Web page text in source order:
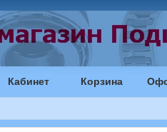
Кабинет Корзина